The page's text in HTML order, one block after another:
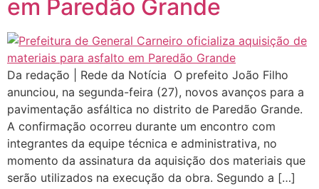
em Paredão Grande
Da redação | Rede da Notícia O prefeito João Filho
anunciou, na segunda-feira (27), novos avanços para a
pavimentação asfáltica no distrito de Paredão Grande.
A confirmação ocorreu durante um encontro com
integrantes da equipe técnica e administrativa, no
momento da assinatura da aquisição dos materiais que
serão utilizados na execução da obra. Segundo a […]